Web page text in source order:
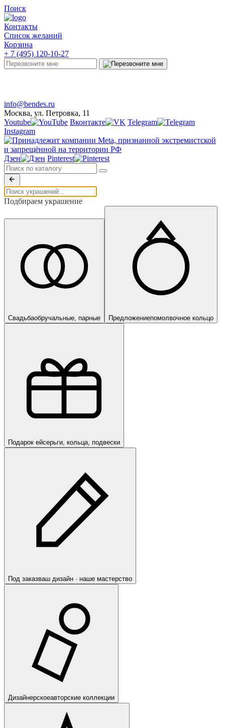
Поиск
Контакты
Список желаний
Корзина
+ 7 (495) 120-10-27
info@bendes.ru
Москва, ул. Петровка, 11
Youtube
Вконтакте
Telegram
Instagram
Дзен Pinterest
Подбираем украшение
Свадьбаобручальные, парные Предложениепомолвочное кольцо
Подарок ейсерьги, кольца, подвески
Под заказваш дизайн · наше мастерство
Дизайнерскоеавторские коллекции